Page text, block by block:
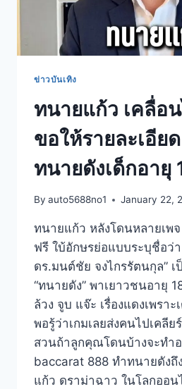
ข่าวบันเทิง
ทนายแก้ว เคลื่อ
ขอให้รายละเอีย
ทนายดังเด็กอายุ
By auto5688no1 January 22,
ทนายแก้ว หลังโดนหลายเพ
ฟรี ใบ้อักษรย่อแบบระบุชื่อว่
ดร.มนต์ชัย จงไกรรัตนกุล”
“ทนายดัง” พาเยาวชนอายุ
ล้วง จูบ แจ๊ะ เรื่องแดงเพราะ
พอรู้ว่าเกมเลยส่งคนไปเคลีย
สวนถ้าลูกคุณโดนบ้างจะทำ
baccarat 888 ทำทนายดังถึ
แก้ว ดราม่าฉาว ในโลกออ